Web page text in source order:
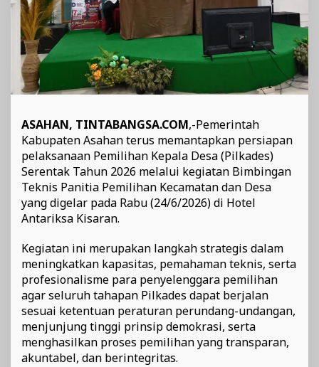
ASAHAN, TINTABANGSA.COM,-Pemerintah
Kabupaten Asahan terus memantapkan persiapan
pelaksanaan Pemilihan Kepala Desa (Pilkades)
Serentak Tahun 2026 melalui kegiatan Bimbingan
Teknis Panitia Pemilihan Kecamatan dan Desa
yang digelar pada Rabu (24/6/2026) di Hotel
Antariksa Kisaran.
Kegiatan ini merupakan langkah strategis dalam
meningkatkan kapasitas, pemahaman teknis, serta
profesionalisme para penyelenggara pemilihan
agar seluruh tahapan Pilkades dapat berjalan
sesuai ketentuan peraturan perundang-undangan,
menjunjung tinggi prinsip demokrasi, serta
menghasilkan proses pemilihan yang transparan,
akuntabel, dan berintegritas.